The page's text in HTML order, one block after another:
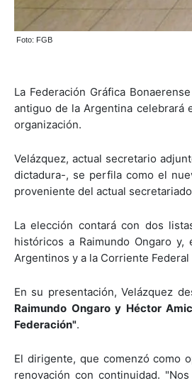
Foto: FGB
La Federación Gráfica
antiguo de la Argentina celebrará
organización.
Velázquez, actual secretario
dictadura-, se perfila como el
proveniente del actual
La elección contará con dos
históricos a Raimundo Ongaro
Argentinos y a la Corriente
En su presentación, Velázquez
Raimundo Ongaro y Héctor
Federación".
El dirigente, que comenzó como
renovación con continuidad.